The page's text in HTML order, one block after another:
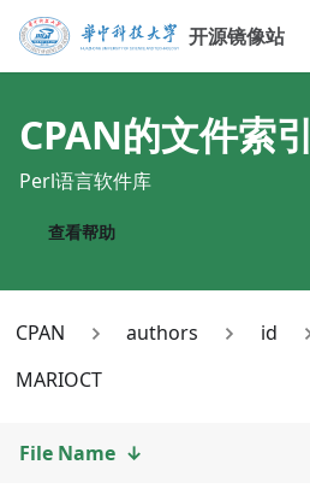
开源镜像站
CPAN的文件索引
Perl语言软件库
查看帮助
CPAN authors id
MARIOCT
File Name ↓